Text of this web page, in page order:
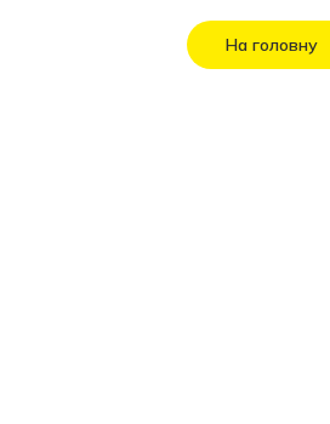
На головну